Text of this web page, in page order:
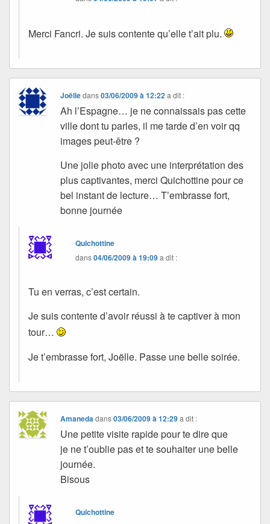
Merci Fancri. Je suis contente qu’elle t’ait plu.
Joëlledans03/06/2009 à 12:22 a dit :
Ah l’Espagne… je ne connaissais pas cette
ville dont tu parles, il me tarde d’en voir qq
images peut-être ?
Une jolie photo avec une interprétation des
plus captivantes, merci Quichottine pour ce
bel instant de lecture… T’embrasse fort,
bonne journée
Quichottine
dans04/06/2009 à 19:09a dit :
Tu en verras, c’est certain.
Je suis contente d’avoir réussi à te captiver à mon
tour…
Je t’embrasse fort, Joëlle. Passe une belle soirée.
Amaneda dans03/06/2009 à 12:29 a dit :
Une petite visite rapide pour te dire que
je ne t’oublie pas et te souhaiter une belle
journée.
Bisous
Quichottine